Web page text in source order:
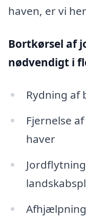
haven, er vi
Bortkørsel af
nødvendigt i
Rydning af
Fjernelse
haver